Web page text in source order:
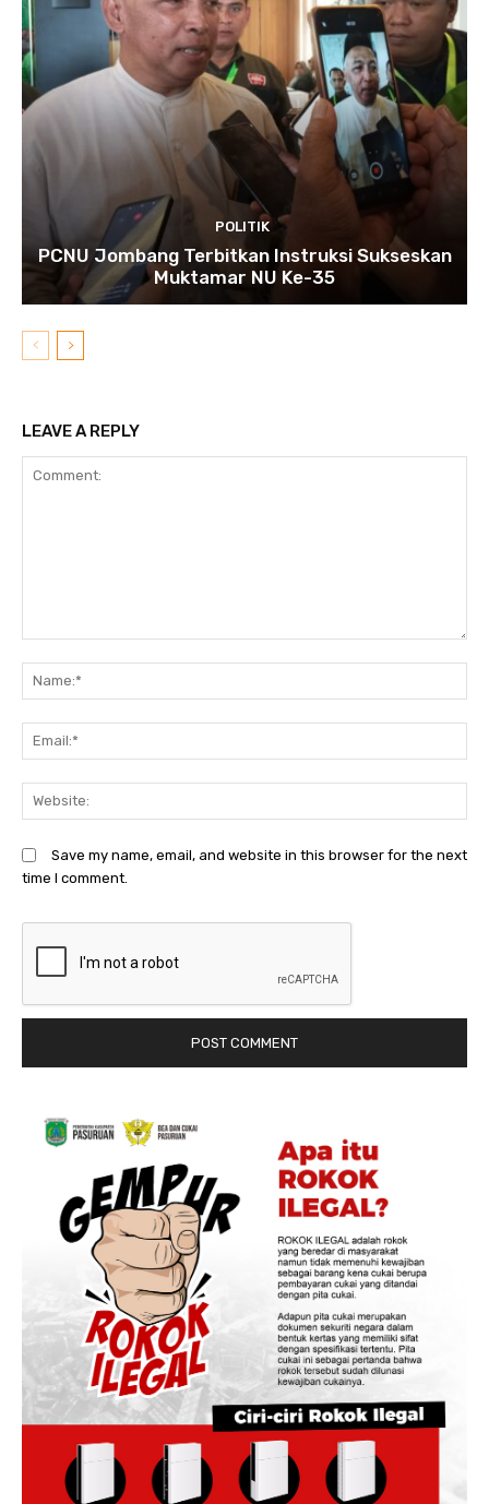
POLITIK
PCNU Jombang Terbitkan Instruksi Sukseskan
Muktamar NU Ke-35
LEAVE A REPLY
Save my name, email, and website in this browser for the next
time I comment.